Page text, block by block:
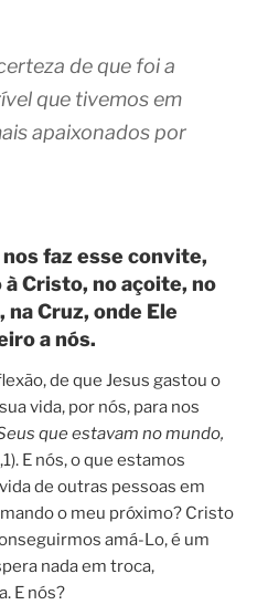
de que foi a
que tivemos em
apaixonados por
faz esse convite,
Cristo, no açoite, no
Cruz, onde Ele
a nós.
de que Jesus gastou o
vida, por nós, para nos
que estavam no mundo,
E nós, o que estamos
de outras pessoas em
o meu próximo? Cristo
amá-Lo, é um
nada em troca,
E nós?